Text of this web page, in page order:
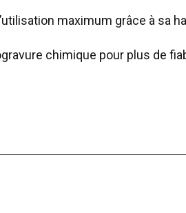
maximum grâce à sa
chimique pour plus de